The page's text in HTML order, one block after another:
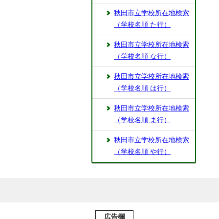
秋田市立学校所在地検索
（学校名順 た行）
秋田市立学校所在地検索
（学校名順 な行）
秋田市立学校所在地検索
（学校名順 は行）
秋田市立学校所在地検索
（学校名順 ま行）
秋田市立学校所在地検索
（学校名順 や行）
広告欄